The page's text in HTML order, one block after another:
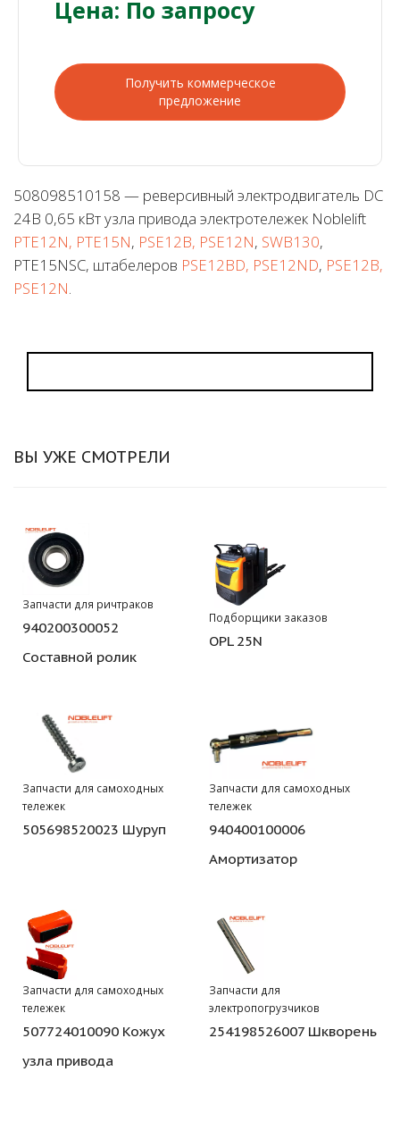
Цена: По запросу
Получить коммерческое
предложение
508098510158 — реверсивный электродвигатель DC
24В 0,65 кВт узла привода электротележек Noblelift
PTE12N, PTE15N, PSE12B, PSE12N, SWB130,
PTE15NSC, штабелеров PSE12BD, PSE12ND, PSE12B,
PSE12N
ВЫ УЖЕ СМОТРЕЛИ
Запчасти для ричтраков
940200300052
Составной ролик
Подборщики заказов
OPL 25N
Запчасти для самоходных
тележек
505698520023 Шуруп
Запчасти для самоходных
тележек
940400100006
Амортизатор
Запчасти для самоходных
тележек
507724010090 Кожух
узла привода
Запчасти для
электропогрузчиков
254198526007 Шкворень